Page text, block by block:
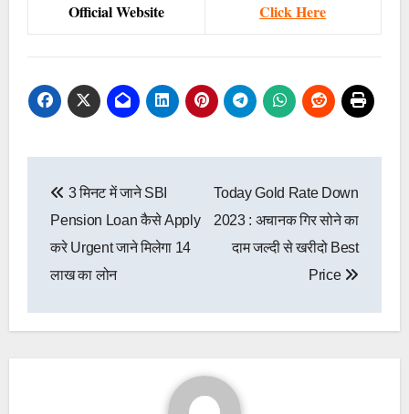
Official Website Click Here
navigation
3 मिनट में जाने SBI
Pension Loan कैसे Apply
करे Urgent जाने मिलेगा 14
लाख का लोन
Today Gold Rate Down
2023 : अचानक गिर सोने का
दाम जल्दी से खरीदो Best
Price